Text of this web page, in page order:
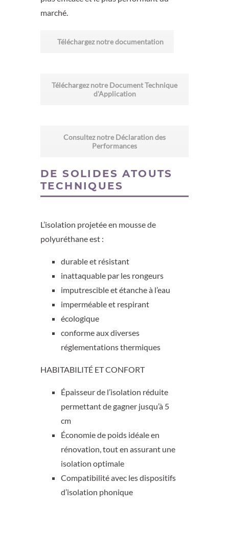
marché.
Téléchargez notre documentation
Téléchargez notre Document Technique
d'Application
Consultez notre Déclaration des
Performances
DE SOLIDES ATOUTS
TECHNIQUES
L’isolation projetée en mousse de
polyuréthane est :
durable et résistant
inattaquable par les rongeurs
imputrescible et étanche à l’eau
imperméable et respirant
écologique
conforme aux diverses
réglementations thermiques
HABITABILITÉ ET CONFORT
Épaisseur de l’isolation réduite
permettant de gagner jusqu’à 5
cm
Économie de poids idéale en
rénovation, tout en assurant une
isolation optimale
Compatibilité avec les dispositifs
d’isolation phonique